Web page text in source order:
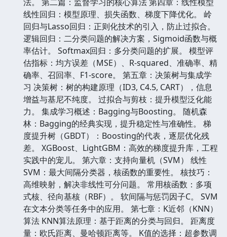
线性回归：模型原理、损失函数、梯度下降优化。 岭
回归与Lasso回归：正则化技术的引入，防止过拟合。
逻辑回归：二分类问题的解决方案，Sigmoid函数与概
率估计。 Softmax回归：多分类问题的扩展。 模型评
估指标：均方误差（MSE）、R-squared、准确率、精
确率、召回率、F1-score。 第五章：决策树与集成学
习 决策树：树的构建原理（ID3, C4.5, CART），信息
增益与基尼不纯度。 过拟合与剪枝：提升模型泛化能
力。 集成学习概述：Bagging与Boosting。 随机森
林：Bagging的经典实现，提升稳定性与准确性。 梯
度提升树（GBDT）：Boosting的代表，逐层优化残
差。 XGBoost、LightGBM：高效的梯度提升库，工程
实践中的宠儿。 第六章：支持向量机（SVM） 线性
SVM：最大间隔分类器，核函数的重要性。 核技巧：
高维映射，解决非线性可分问题。 常用核函数：多项
式核、径向基核（RBF）。 软间隔与惩罚因子C。 SVM
在文本分类等任务中的应用。 第七章：K近邻（KNN）
算法 KNN算法原理：基于距离的分类与回归。 距离度
量：欧氏距离、曼哈顿距离等。 K值的选择：超参数调